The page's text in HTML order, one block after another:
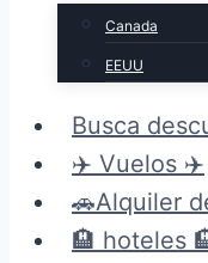
Canada
EEUU
Busca
✈️ Vuelos ✈️
🚗Alquiler
🏨 hoteles